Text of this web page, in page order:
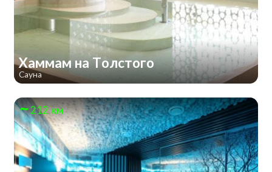
Хаммам на Толстого
Сауна
212 км